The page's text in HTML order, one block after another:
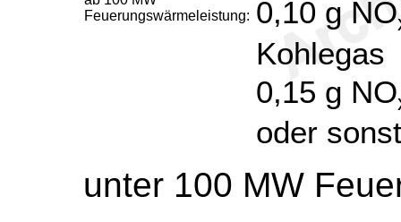
Feuerungswärmeleistung: 0,10 g NO
Kohlegas
0,15 g NO
oder
unter 100 MW